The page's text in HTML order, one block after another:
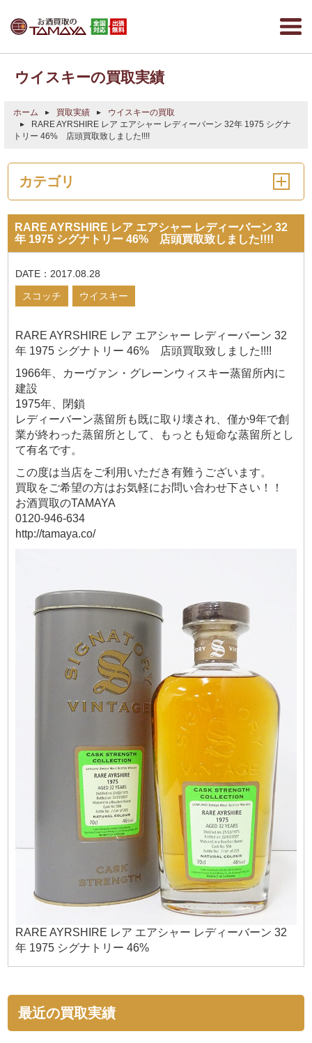
ウイスキーの買取実績
ホーム 買取実績
ウイスキーの買取
RARE AYRSHIRE レア エアシャー レディーバーン 32年 1975 シグナ
トリー 46% 店頭買取致しました!!!!
カテゴリ
RARE AYRSHIRE レア エアシャー レディーバーン 32
年 1975 シグナトリー 46% 店頭買取致しました!!!!
DATE：2017.08.28
スコッチ
ウイスキー
RARE AYRSHIRE レア エアシャー レディーバーン 32
年 1975 シグナトリー 46% 店頭買取致しました!!!!
1966年、カーヴァン・グレーンウィスキー蒸留所内に
建設
1975年、閉鎖
レディーバーン蒸留所も既に取り壊され、僅か9年で創
業が終わった蒸留所として、もっとも短命な蒸留所とし
て有名です。
この度は当店をご利用いただき有難うございます。
買取をご希望の方はお気軽にお問い合わせ下さい！！
お酒買取のTAMAYA
0120-946-634
http://tamaya.co/
RARE AYRSHIRE レア エアシャー レディーバーン 32
年 1975 シグナトリー 46%
最近の買取実績